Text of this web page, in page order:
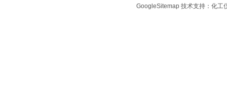
GoogleSitemap技术支持：化工